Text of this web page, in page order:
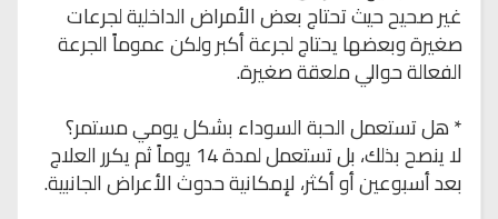
غير صحيح حيث تحتاج بعض الأمراض الداخلية لجرعات
صغيرة وبعضها يحتاج لجرعة أكبر ولكن عموماً الجرعة
الفعالة حوالي ملعقة صغيرة.
* هل تستعمل الحبة السوداء بشكل يومي مستمر؟
لا ينصح بذلك، بل تستعمل لمدة 14 يوماً ثم يكرر العلاج
بعد أسبوعين أو أكثر، لإمكانية حدوث الأعراض الجانبية.